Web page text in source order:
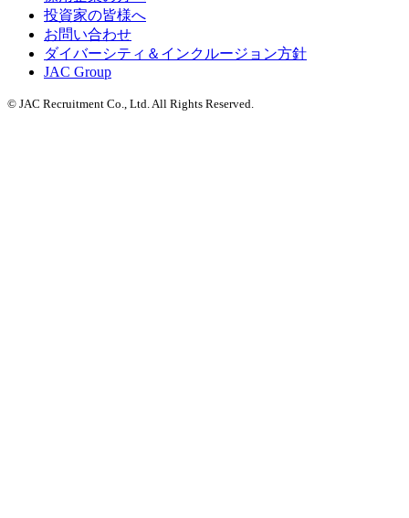
投資家の皆様へ
お問い合わせ
ダイバーシティ＆インクルージョン方針
JAC Group
© JAC Recruitment Co., Ltd. All Rights Reserved.